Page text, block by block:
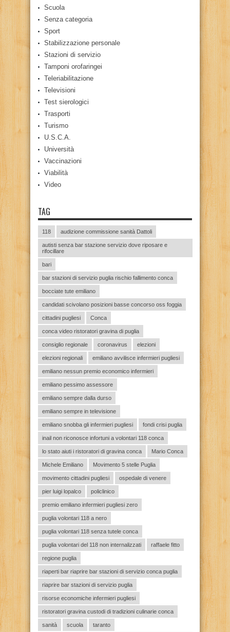
Scuola
Senza categoria
Sport
Stabilizzazione personale
Stazioni di servizio
Tamponi orofaringei
Teleriabilitazione
Televisioni
Test sierologici
Trasporti
Turismo
U.S.C.A.
Università
Vaccinazioni
Viabilità
Video
TAG
118 audizione commissione sanità Dattoli
autisti senza bar stazione servizio dove riposare e
rifocillare
bari
bar stazioni di servizio puglia rischio fallimento conca
bocciate tute emiliano
candidati scivolano posizioni basse concorso oss foggia
cittadini pugliesi Conca
conca video ristoratori gravina di puglia
consiglio regionale coronavirus elezioni
elezioni regionali emiliano avvilisce infermieri pugliesi
emiliano nessun premio economico infermieri
emiliano pessimo assessore
emiliano sempre dalla durso
emiliano sempre in televisione
emiliano snobba gli infermieri pugliesi fondi crisi puglia
inail non riconosce infortuni a volontari 118 conca
lo stato aiuti i ristoratori di gravina conca Mario Conca
Michele Emiliano Movimento 5 stelle Puglia
movimento cittadini pugliesi ospedale di venere
pier luigi lopalco policlinico
premio emiliano infermieri pugliesi zero
puglia volontari 118 a nero
puglia volontari 118 senza tutele conca
puglia volontari del 118 non internalizzati raffaele fitto
regione puglia
riaperti bar riaprire bar stazioni di servizio conca puglia
riaprire bar stazioni di servizio puglia
risorse economiche infermieri pugliesi
ristoratori gravina custodi di tradizioni culinarie conca
sanità scuola taranto